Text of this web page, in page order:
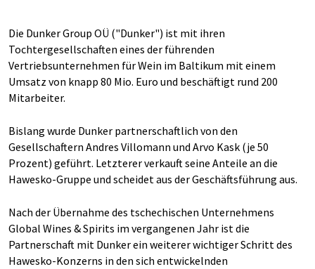
Die Dunker Group OÜ ("Dunker") ist mit ihren
Tochtergesellschaften eines der führenden
Vertriebsunternehmen für Wein im Baltikum mit einem
Umsatz von knapp 80 Mio. Euro und beschäftigt rund 200
Mitarbeiter.
Bislang wurde Dunker partnerschaftlich von den
Gesellschaftern Andres Villomann und Arvo Kask (je 50
Prozent) geführt. Letzterer verkauft seine Anteile an die
Hawesko-Gruppe und scheidet aus der Geschäftsführung aus.
Nach der Übernahme des tschechischen Unternehmens
Global Wines & Spirits im vergangenen Jahr ist die
Partnerschaft mit Dunker ein weiterer wichtiger Schritt des
Hawesko-Konzerns in den sich entwickelnden